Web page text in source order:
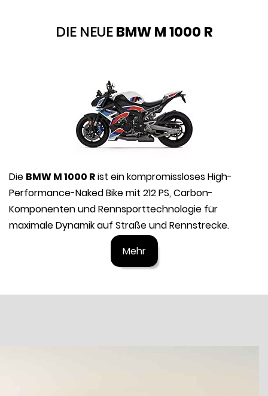
DIE NEUEBMW M 1000 R
Die BMW M 1000 Rist ein kompromissloses High-
Performance-Naked Bike mit 212 PS, Carbon-
Komponenten und Rennsporttechnologie für
maximale Dynamik auf Straße und Rennstrecke.
Mehr